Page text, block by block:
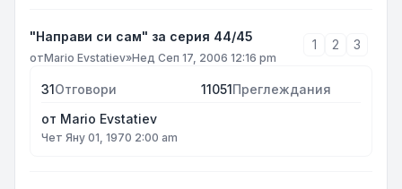
"Направи си сам" за серия 44/45
отMario Evstatiev»Нед Сеп 17, 2006 12:16 pm
1 2 3
31Отговори 11051Преглеждания
от Mario Evstatiev
Чет Яну 01, 1970 2:00 am